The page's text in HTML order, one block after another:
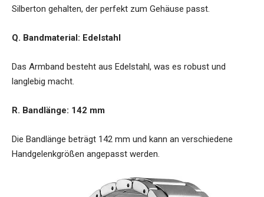
Silberton gehalten, der perfekt zum Gehäuse passt.
Q. Bandmaterial: Edelstahl
Das Armband besteht aus Edelstahl, was es robust und
langlebig macht.
R. Bandlänge: 142 mm
Die Bandlänge beträgt 142 mm und kann an verschiedene
Handgelenkgrößen angepasst werden.